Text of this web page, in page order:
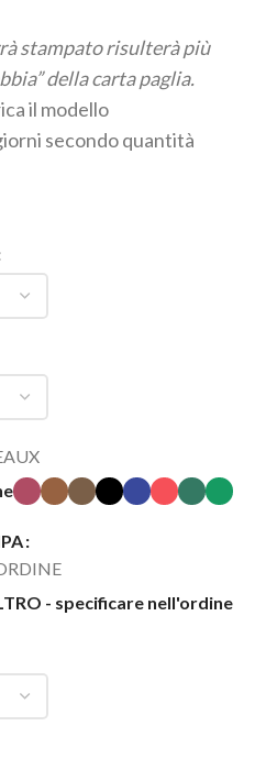
stampato risulterà più
della carta paglia.
il modello
secondo quantità
- specificare nell'ordine